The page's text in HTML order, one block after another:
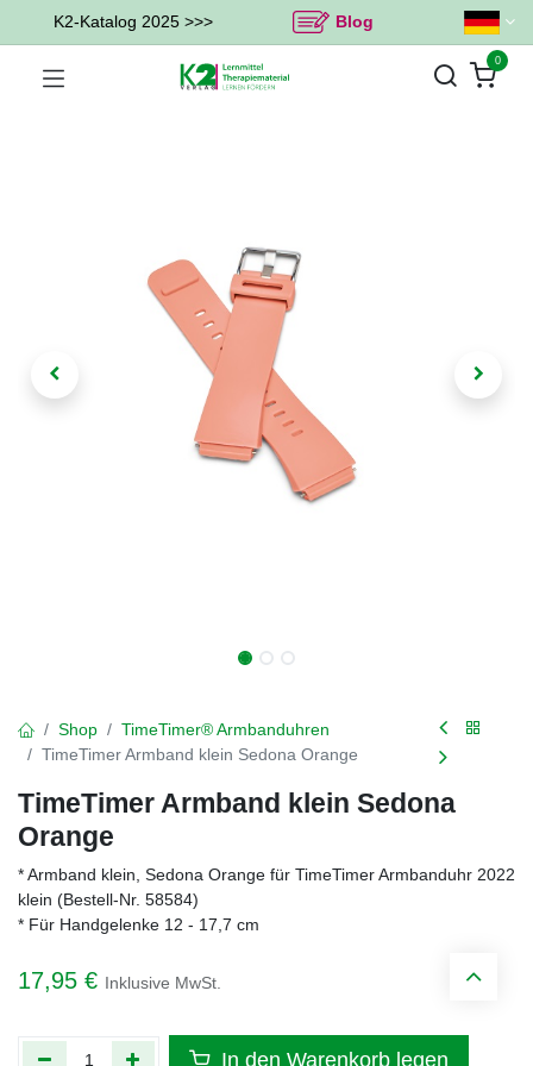
K2-Katalog 2025 >>> Blog
0
Shop
TimeTimer® Armbanduhren
TimeTimer Armband klein Sedona Orange
TimeTimer Armband klein Sedona
Orange
* Armband klein, Sedona Orange für TimeTimer Armbanduhr 2022
klein (Bestell-Nr. 58584)
* Für Handgelenke 12 - 17,7 cm
17,95 € Inklusive MwSt.
In den Warenkorb legen